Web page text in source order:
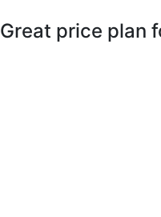
Great price plan